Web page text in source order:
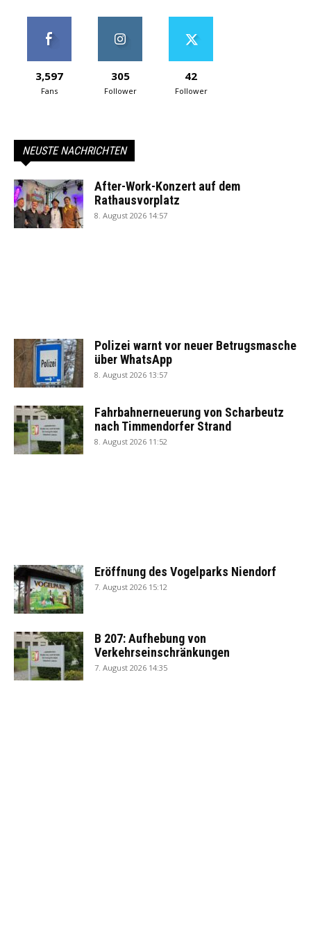
3,597
Fans
305
Follower
42
Follower
NEUSTE NACHRICHTEN
After-Work-Konzert auf dem
Rathausvorplatz
8. August 2026 14:57
Polizei warnt vor neuer Betrugsmasche
über WhatsApp
8. August 2026 13:57
Fahrbahnerneuerung von Scharbeutz
nach Timmendorfer Strand
8. August 2026 11:52
Eröffnung des Vogelparks Niendorf
7. August 2026 15:12
B 207: Aufhebung von
Verkehrseinschränkungen
7. August 2026 14:35